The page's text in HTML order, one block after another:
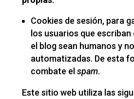
Cookies de sesión, para
los usuarios que
el blog sean humanos y
automatizadas. De esta
combate el spam.
Este sitio web utiliza las